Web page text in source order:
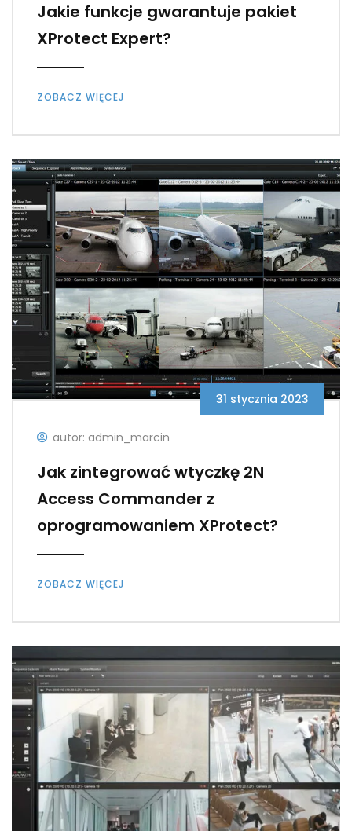
Jakie funkcje gwarantuje pakiet
XProtect Expert?
ZOBACZ WIĘCEJ
31 stycznia 2023
autor: admin_marcin
Jak zintegrować wtyczkę 2N
Access Commander z
oprogramowaniem XProtect?
ZOBACZ WIĘCEJ